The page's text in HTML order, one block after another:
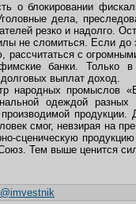
о блокировании
дела,
резко и надолго.
не сломиться. Если до
с
банки. Только
выплат доход.
народных промыслов
одеждой разных
смог, невзирая на
сценическую
Тем выше ценится